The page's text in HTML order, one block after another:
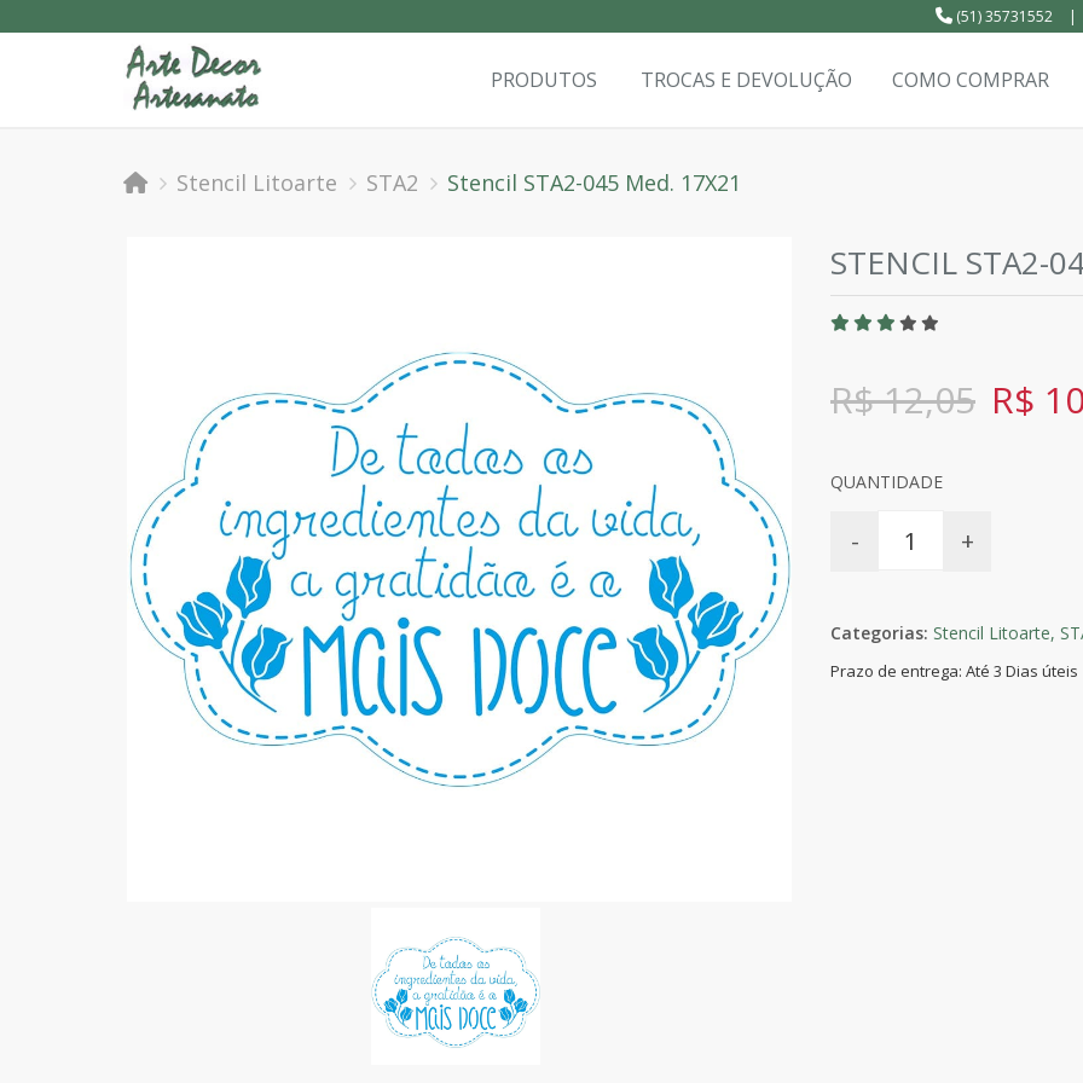
(51) 35731552 |
PRODUTOS TROCAS E DEVOLUÇÃO COMO COMPRAR
Stencil Litoarte STA2 Stencil STA2-045 Med. 17X21
STENCIL STA2-
R$ 12,05 R$
QUANTIDADE
- +
Categorias: Stencil Litoarte,
Prazo de entrega: Até 3 Dias úteis